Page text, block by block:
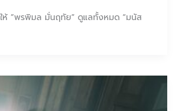
ห้ ”พรพิมล มั่นฤทัย” ดูแลทั้งหมด “มนัส